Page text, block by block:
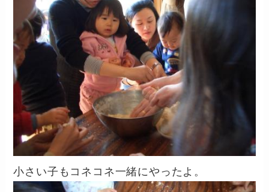
小さい子もコネコネ一緒にやったよ。